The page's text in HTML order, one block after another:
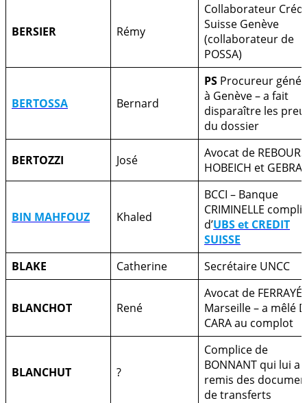
BERSIER Rémy
Collaborateur
Suisse Genève
(collaborateur de
POSSA)
BERTOSSA Bernard
PS Procureur
à Genève – a fait
disparaître les
du dossier
BERTOZZI José
Avocat de
HOBEICH et
BIN MAHFOUZ Khaled
BCCI – Banque
CRIMINELLE
d’UBS et CREDIT
SUISSE
BLAKE
Catherine Secrétaire UNCC
BLANCHOT René
Avocat de FERRAYÉ
Marseille – a mêlé
CARA au complot
BLANCHUT ?
Complice de
BONNANT qui lui a
remis des
de transferts